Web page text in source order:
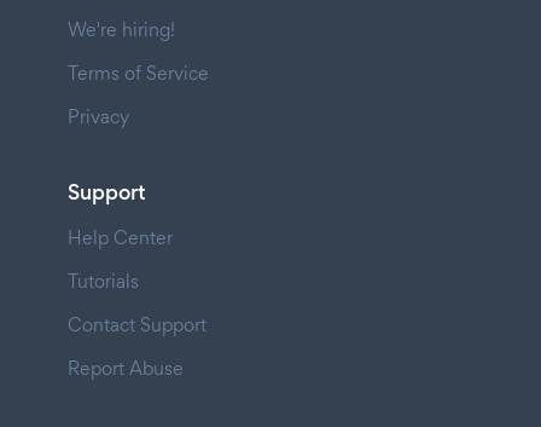
We're hiring!
Terms of Service
Privacy
Support
Help Center
Tutorials
Contact Support
Report Abuse